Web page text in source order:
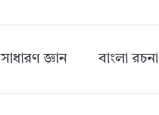
সাধারণ জ্ঞান বাংলা রচনা